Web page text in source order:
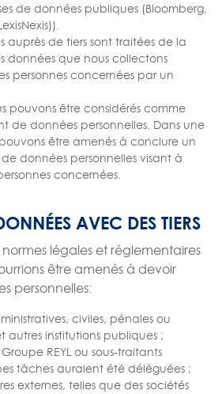
de données publiques (Bloomberg,
auprès de tiers sont traitées de la
données que nous collectons
personnes concernées par un
pouvons être considérés comme
de données personnelles. Dans une
être amenés à conclure un
données personnelles visant à
concernées.
AVEC DES TIERS
légales et réglementaires
être amenés à devoir
personnelles:
civiles, pénales ou
autres institutions publiques ;
REYL ou sous-traitants
tâches auraient été déléguées ;
externes, telles que des sociétés